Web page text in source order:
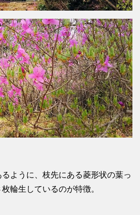
るように、枝先にある菱形状の葉っ
輪生しているのが特徴。